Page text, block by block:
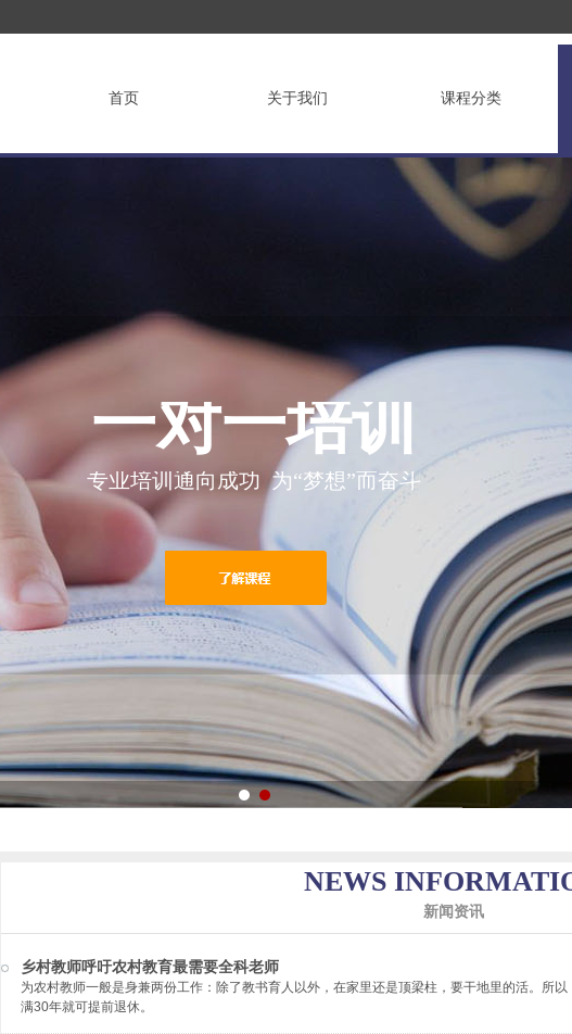
专业培训通向成功 为“梦想”而奋斗
一对一培训
首页 关于我们 课程分类
NEWS
新闻资讯
乡村教师呼吁农村教育最需要全科老师
为农村教师一般是身兼两份工作：除了教书育人以外，在家里还是顶梁柱，要干地里的活。所
满30年就可提前退休。